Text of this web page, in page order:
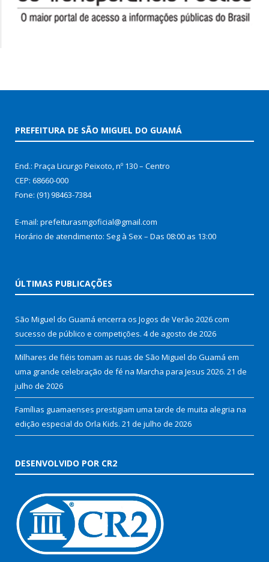
PREFEITURA DE SÃO MIGUEL DO GUAMÁ
End.: Praça Licurgo Peixoto, nº 130 – Centro
CEP: 68660-000
Fone: (91) 98463-7384
E-mail: prefeiturasmgoficial@gmail.com
Horário de atendimento: Seg à Sex – Das 08:00 as 13:00
ÚLTIMAS PUBLICAÇÕES
São Miguel do Guamá encerra os Jogos de Verão 2026 com
sucesso de público e competições. 4 de agosto de 2026
Milhares de fiéis tomam as ruas de São Miguel do Guamá em
uma grande celebração de fé na Marcha para Jesus 2026. 21 de
julho de 2026
Famílias guamaenses prestigiam uma tarde de muita alegria na
edição especial do Orla Kids. 21 de julho de 2026
DESENVOLVIDO POR CR2